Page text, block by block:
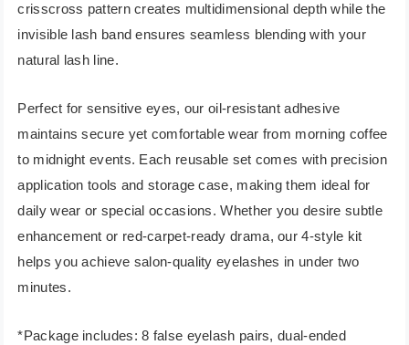
crisscross pattern creates multidimensional depth while the
invisible lash band ensures seamless blending with your
natural lash line.
Perfect for sensitive eyes, our oil-resistant adhesive
maintains secure yet comfortable wear from morning coffee
to midnight events. Each reusable set comes with precision
application tools and storage case, making them ideal for
daily wear or special occasions. Whether you desire subtle
enhancement or red-carpet-ready drama, our 4-style kit
helps you achieve salon-quality eyelashes in under two
minutes.
*Package includes: 8 false eyelash pairs, dual-ended